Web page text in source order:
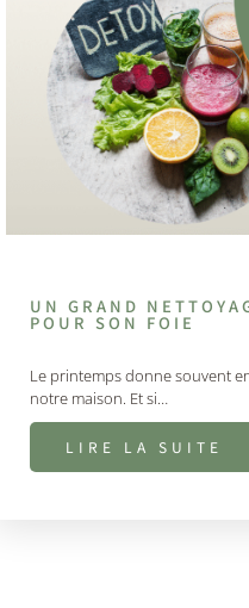
UN GRAND
POUR SON FOIE
Le printemps donne souvent
notre maison. Et si…
LIRE LA SUITE